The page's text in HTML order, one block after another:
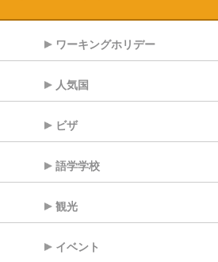
ワーキングホリデー
人気国
ビザ
語学学校
観光
イベント